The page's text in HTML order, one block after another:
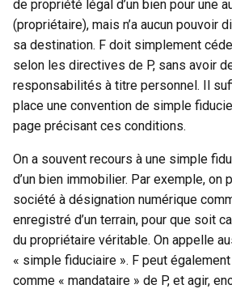
de propriété légal d’un bien pour une
(propriétaire), mais n’a aucun pouvoir
sa destination. F doit simplement
selon les directives de P, sans avoir
responsabilités à titre personnel. Il
place une convention de simple
page précisant ces conditions.
On a souvent recours à une simple
d’un bien immobilier. Par exemple, on
société à désignation numérique
enregistré d’un terrain, pour que soit
du propriétaire véritable. On appelle
« simple fiduciaire ». F peut
comme « mandataire » de P, et agir,